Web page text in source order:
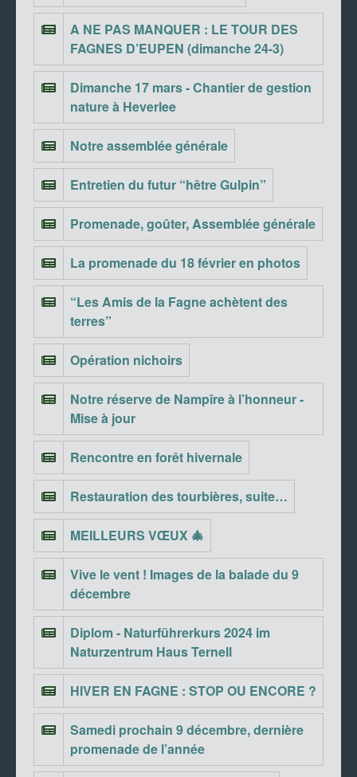
A NE PAS MANQUER : LE TOUR DES
FAGNES D’EUPEN (dimanche 24-3)
Dimanche 17 mars - Chantier de gestion
nature à Heverlee
Notre assemblée générale
Entretien du futur “hêtre Gulpin”
Promenade, goûter, Assemblée générale
La promenade du 18 février en photos
“Les Amis de la Fagne achètent des
terres”
Opération nichoirs
Notre réserve de Nampîre à l’honneur -
Mise à jour
Rencontre en forêt hivernale
Restauration des tourbières, suite…
MEILLEURS VŒUX 🎄
Vive le vent ! Images de la balade du 9
décembre
Diplom - Naturführerkurs 2024 im
Naturzentrum Haus Ternell
HIVER EN FAGNE : STOP OU ENCORE ?
Samedi prochain 9 décembre, dernière
promenade de l’année